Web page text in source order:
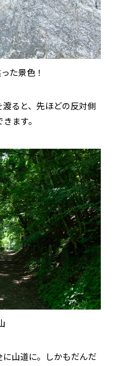
た景色！
ると、先ほどの反対側
ます。
山道に。しかもだんだ